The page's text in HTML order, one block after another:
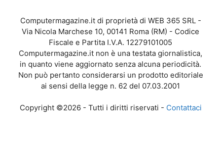
Computermagazine.it di proprietà di WEB 365 SRL -
Via Nicola Marchese 10, 00141 Roma (RM) - Codice
Fiscale e Partita I.V.A. 12279101005
Computermagazine.it non è una testata giornalistica,
in quanto viene aggiornato senza alcuna periodicità.
Non può pertanto considerarsi un prodotto editoriale
ai sensi della legge n. 62 del 07.03.2001
Copyright ©2026 - Tutti i diritti riservati - Contattaci